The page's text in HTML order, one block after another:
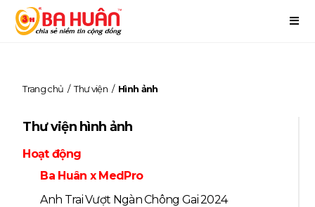
Trang chủ / Thư viện / Hình ảnh
Thư viện hình ảnh
Hoạt động
Ba Huân x MedPro
Anh Trai Vượt Ngàn Chông Gai 2024